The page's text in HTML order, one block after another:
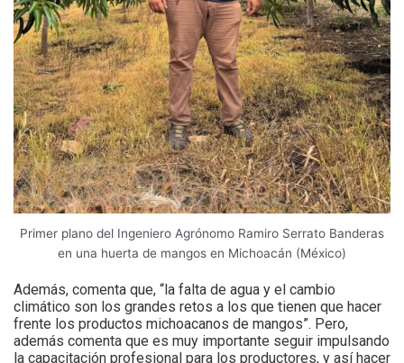
Primer plano del Ingeniero Agrónomo Ramiro Serrato Banderas
en una huerta de mangos en Michoacán (México)
Además, comenta que, “la falta de agua y el cambio
climático son los grandes retos a los que tienen que hacer
frente los productos michoacanos de mangos”. Pero,
además comenta que es muy importante seguir impulsando
la capacitación profesional para los productores, y así hacer